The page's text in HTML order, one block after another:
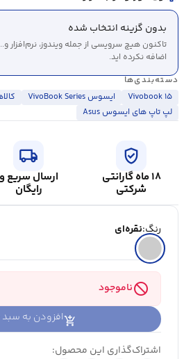
بدون گزینه انتخاب شده
تاکنون هیچ سرویسی از جمله ویندوز، نرم‌افزار
اضافه نکرده اید.
دسته‌بندی‌ها
Vivobook ۱۵
ایسوس VivoBook Series
لپ تاپ های ایسوس Asus
verified_user
۱۸ ماه گارانتی
شرکتی
local_shipping
ارسال سریع و
رایگان
رنگ:نقره‌ای
blockناموجود
افزودن به سبد
اشتراک‌گذاری این محصول: